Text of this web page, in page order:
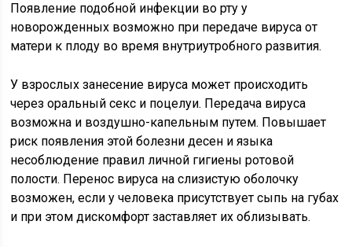
Появление подобной инфекции во рту у
новорожденных возможно при передаче вируса от
матери к плоду во время внутриутробного развития.
У взрослых занесение вируса может происходить
через оральный секс и поцелуи. Передача вируса
возможна и воздушно-капельным путем. Повышает
риск появления этой болезни десен и языка
несоблюдение правил личной гигиены ротовой
полости. Перенос вируса на слизистую оболочку
возможен, если у человека присутствует сыпь на губах
и при этом дискомфорт заставляет их облизывать.